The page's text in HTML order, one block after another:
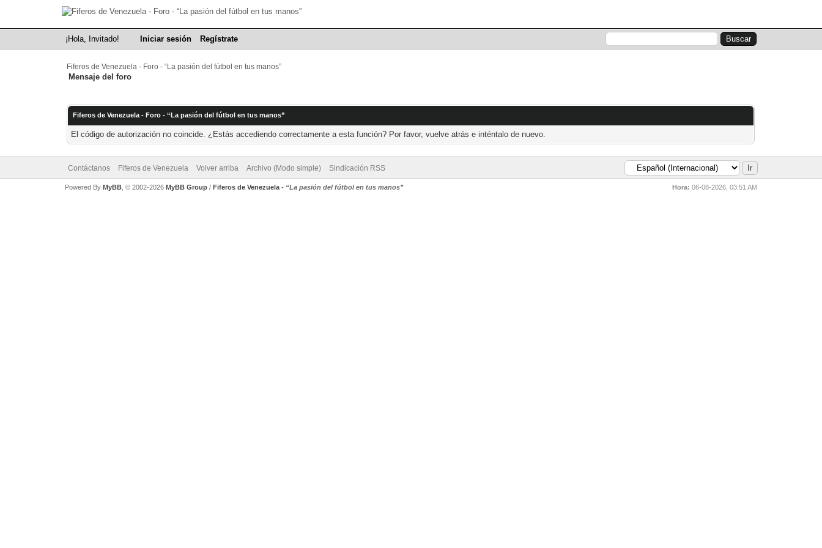
¡Hola, Invitado! Iniciar sesión Regístrate
Fiferos de Venezuela - Foro - “La pasión del fútbol en tus manos”
Mensaje del foro
Fiferos de Venezuela - Foro - “La pasión del fútbol en tus manos”
El código de autorización no coincide. ¿Estás accediendo correctamente a esta función? Por favor, vuelve atrás e inténtalo de nuevo.
Contáctanos Fiferos de Venezuela Volver arriba Archivo (Modo simple) Sindicación RSS
Hora: 06-08-2026, 03:51 AM
Powered By MyBB, © 2002-2026 MyBB Group/ Fiferos de Venezuela- “La pasión del fútbol en tus manos”